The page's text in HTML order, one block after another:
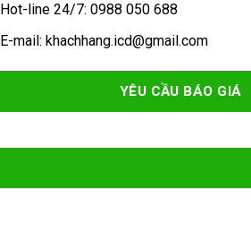
Hot-line 24/7: 0988 050 688
E-mail: khachhang.icd@gmail.com
YÊU CẦU BÁO GIÁ